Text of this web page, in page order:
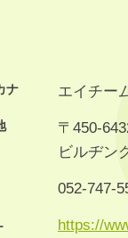
ナ エイチー
〒450-
ビルヂン
052-747-
https://